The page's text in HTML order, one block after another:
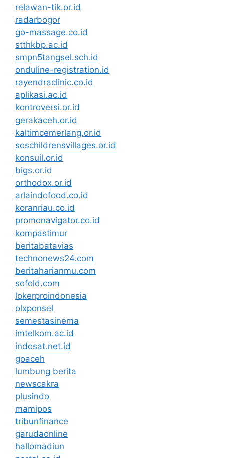
relawan-tik.or.id
radarbogor
go-massage.co.id
stthkbp.ac.id
smpn5tangsel.sch.id
onduline-registration.id
rayendraclinic.co.id
aplikasi.ac.id
kontroversi.or.id
gerakaceh.or.id
kaltimcemerlang.or.id
soschildrensvillages.or.id
konsuil.or.id
bigs.or.id
orthodox.or.id
arlaindofood.co.id
koranriau.co.id
promonavigator.co.id
kompastimur
beritabatavias
technonews24.com
beritaharianmu.com
sofold.com
lokerproindonesia
olxponsel
semestasinema
imtelkom.ac.id
indosat.net.id
goaceh
lumbung berita
newscakra
plusindo
mamipos
tribunfinance
garudaonline
hallomadiun